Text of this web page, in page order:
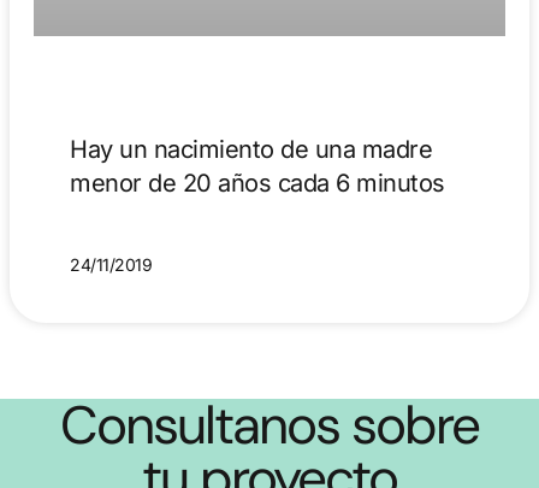
Hay un nacimiento de una madre
menor de 20 años cada 6 minutos
24/11/2019
Consultanos sobre